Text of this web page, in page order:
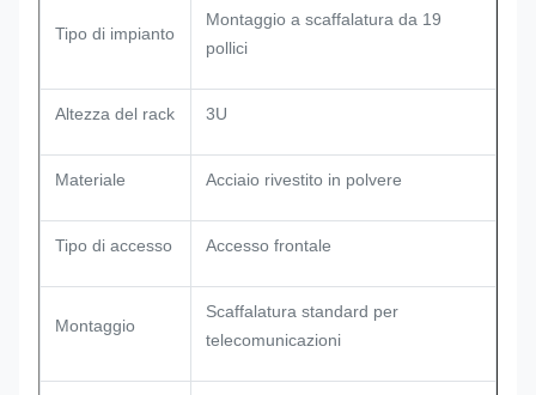
Tipo di impianto
Montaggio a scaffalatura da 19
pollici
Altezza del rack 3U
Materiale Acciaio rivestito in polvere
Tipo di accesso Accesso frontale
Montaggio
Scaffalatura standard per
telecomunicazioni